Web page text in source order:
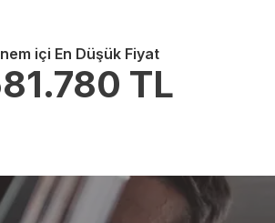
içi En Düşük Fiyat
TL